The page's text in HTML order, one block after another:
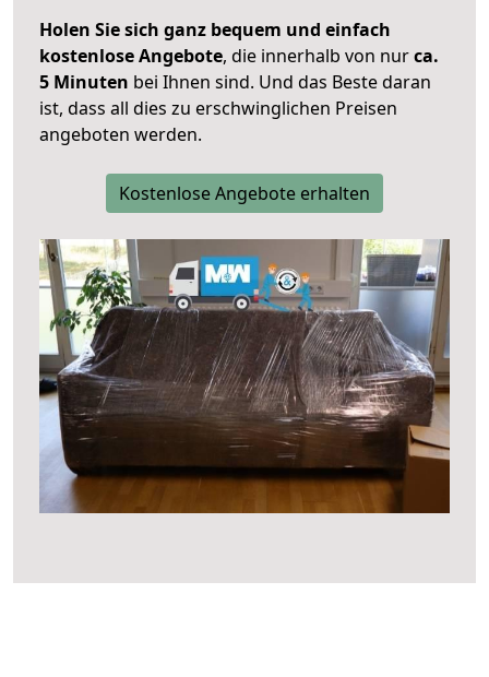
Holen Sie sich ganz bequem und einfach
kostenlose Angebote, die innerhalb von nurca.
5 Minuten bei Ihnen sind. Und das Beste daran
ist, dass all dies zu erschwinglichen Preisen
angeboten werden.
Kostenlose Angebote erhalten